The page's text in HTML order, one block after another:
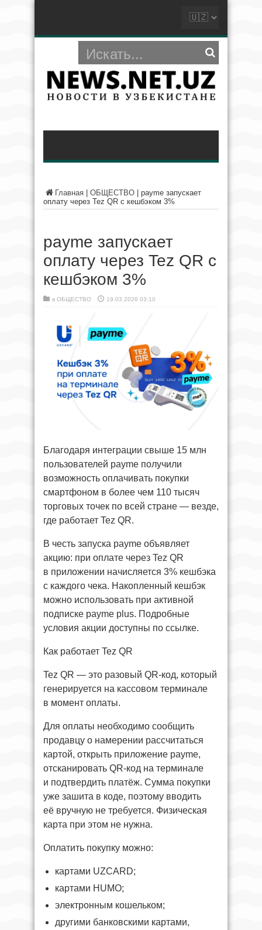
Главная ОБЩЕСТВО
payme запускает
оплату через Tez QR с кешбэком 3%
payme запускает
оплату через Tez QR с
кешбэком 3%
в ОБЩЕСТВО 19.03.2026 03:10
Благодаря интеграции свыше 15 млн
пользователей payme получили
возможность оплачивать покупки
смартфоном в более чем 110 тысяч
торговых точек по всей стране — везде,
где работает Tez QR.
В честь запуска payme объявляет
акцию: при оплате через Tez QR
в приложении начисляется 3% кешбэка
с каждого чека. Накопленный кешбэк
можно использовать при активной
подписке payme plus. Подробные
условия акции доступны по ссылке.
Как работает Tez QR
Tez QR — это разовый QR-код, который
генерируется на кассовом терминале
в момент оплаты.
Для оплаты необходимо сообщить
продавцу о намерении рассчитаться
картой, открыть приложение payme,
отсканировать QR-код на терминале
и подтвердить платёж. Сумма покупки
уже зашита в коде, поэтому вводить
её вручную не требуется. Физическая
карта при этом не нужна.
Оплатить покупку можно:
картами UZCARD;
картами HUMO;
электронным кошельком;
другими банковскими картами,